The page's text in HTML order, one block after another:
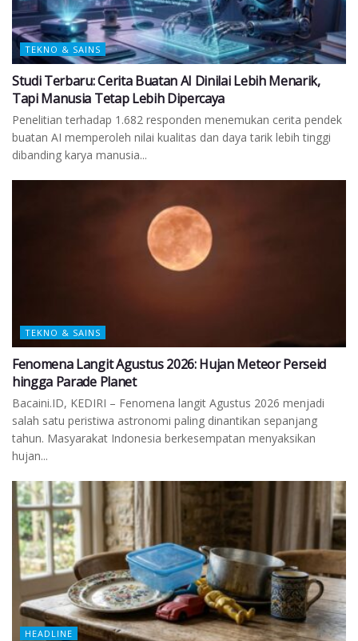
TEKNO & SAINS
Studi Terbaru: Cerita Buatan AI Dinilai Lebih Menarik,
Tapi Manusia Tetap Lebih Dipercaya
Penelitian terhadap 1.682 responden menemukan cerita pendek
buatan AI memperoleh nilai kualitas dan daya tarik lebih tinggi
dibanding karya manusia...
TEKNO & SAINS
Fenomena Langit Agustus 2026: Hujan Meteor Perseid
hingga Parade Planet
Bacaini.ID, KEDIRI – Fenomena langit Agustus 2026 menjadi
salah satu peristiwa astronomi paling dinantikan sepanjang
tahun. Masyarakat Indonesia berkesempatan menyaksikan
hujan...
HEADLINE